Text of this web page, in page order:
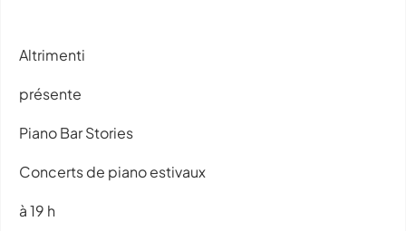
Altrimenti
présente
Piano Bar Stories
Concerts de piano estivaux
à 19 h